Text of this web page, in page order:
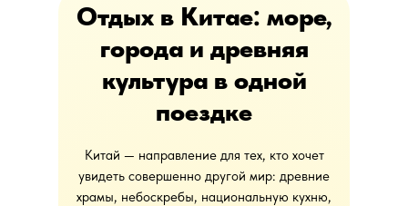
Отдых в Китае: море,
города и древняя
культура в одной
поездке
Китай — направление для тех, кто хочет
увидеть совершенно другой мир: древние
храмы, небоскребы, национальную кухню,